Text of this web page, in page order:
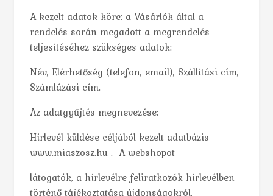
A kezelt adatok köre: a Vásárlók által a
rendelés során megadott a megrendelés
teljesítéséhez szükséges adatok:
Név, Elérhetőség (telefon, email), Szállítási cím,
Számlázási cím.
Az adatgyűjtés megnevezése:
Hírlevél küldése céljából kezelt adatbázis –
www.miaszosz.hu . A webshopot
látogatók, a hírlevélre feliratkozók hírlevélben
történő tájékoztatása újdonságokról,